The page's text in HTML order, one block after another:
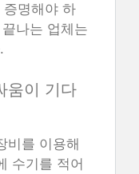
증명해야 하
나는 업체는
움이 기다
비를 이용해
수기를 적어